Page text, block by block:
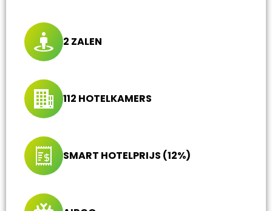
2 ZALEN
112 HOTELKAMERS
SMART HOTELPRIJS (12%)